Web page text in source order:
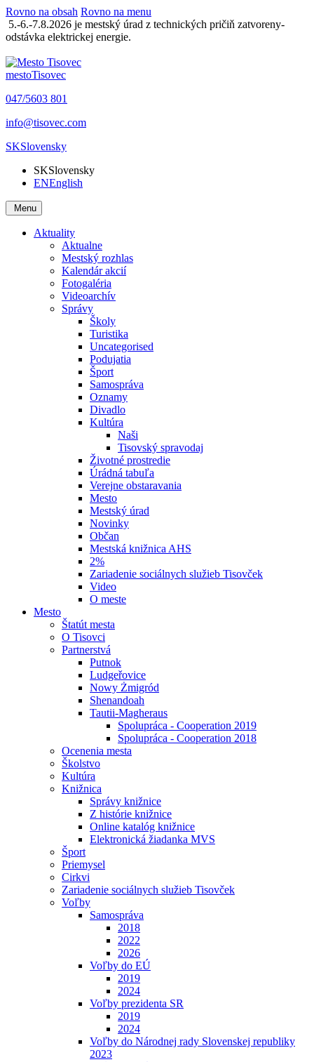
Rovno na obsah Rovno na menu
5.-6.-7.8.2026 je mestský úrad z technických pričiň zatvoreny-
odstávka elektrickej energie.
mestoTisovec
047/5603 801
info@tisovec.com
SKSlovensky
SKSlovensky
ENEnglish
Menu
Aktuality
Aktualne
Mestský rozhlas
Kalendár akcií
Fotogaléria
Videoarchív
Správy
Školy
Turistika
Uncategorised
Podujatia
Šport
Samospráva
Oznamy
Divadlo
Kultúra
Naši
Tisovský spravodaj
Životné prostredie
Úrádná tabuľa
Verejne obstaravania
Mesto
Mestský úrad
Novinky
Občan
Mestská knižnica AHS
2%
Zariadenie sociálnych služieb Tisovček
Video
O meste
Mesto
Štatút mesta
O Tisovci
Partnerstvá
Putnok
Ludgeřovice
Nowy Żmigród
Shenandoah
Tautii-Magheraus
Spolupráca - Cooperation 2019
Spolupráca - Cooperation 2018
Ocenenia mesta
Školstvo
Kultúra
Knižnica
Správy knižnice
Z histórie knižnice
Online katalóg knižnice
Elektronická žiadanka MVS
Šport
Priemysel
Cirkvi
Zariadenie sociálnych služieb Tisovček
Voľby
Samospráva
2018
2022
2026
Voľby do EÚ
2019
2024
Voľby prezidenta SR
2019
2024
Voľby do Národnej rady Slovenskej republiky
2023